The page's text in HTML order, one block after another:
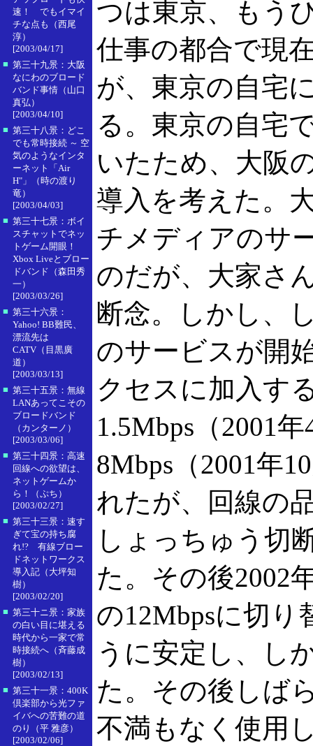
速！ でもイマイ
チな点も（西尾
淳）
[2003/04/17]
■ 第三十九景：大阪
なにわのブロード
バンド事情（山口
真弘）
[2003/04/10]
■ 第三十八景：どこ
でも常時接続 ～ 空
気のようなインタ
ーネット「Air
H"」（時の渡り
竜）
[2003/04/03]
■ 第三十七景：ボイ
スチャットでネッ
トゲーム開眼！
Xbox Liveとブロー
ドバンド（森田秀
一）
[2003/03/26]
■ 第三十六景：
Yahoo! BB難民、
漂流先は
CATV（目黒廣
道）
[2003/03/13]
■ 第三十五景：無線
LANあってこその
ブロードバンド
（カンターノ）
[2003/03/06]
■ 第三十四景：高速
回線への欲望は、
ネットゲームか
ら！（ぷち）
[2003/02/27]
■ 第三十三景：速す
ぎて宝の持ち腐
れ!? 有線ブロー
ドネットワークス
導入記（大坪知
樹）
[2003/02/20]
■ 第三十ニ景：家族
の白い目に堪える
時代から一家で常
時接続へ（斉藤成
樹）
[2003/02/13]
■ 第三十一景：400K
倶楽部から光ファ
イバへの苦難の道
のり（平 雅彦）
[2003/02/06]
つは東京、もう
仕事の都合で現
が、東京の自宅
る。東京の自宅
いたため、大阪
導入を考えた。
チメディアのサ
のだが、大家さ
断念。しかし、
のサービスが開
クセスに加入す
1.5Mbps（2001
8Mbps（2001年
れたが、回線の
しょっちゅう切
た。その後2002
の12Mbpsに切
うに安定し、し
た。その後しば
不満もなく使用